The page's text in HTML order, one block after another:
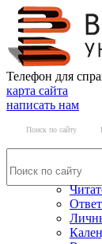
Телефон для
карта сайта
написать нам
Поиск по сайту